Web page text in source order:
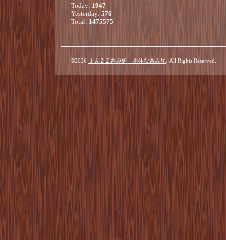
Today: 1947
Yesterday: 576
Total: 1475575
©2026 ＪＡＺＺ呑み処 小体な呑み屋 . All Rights Reserved.